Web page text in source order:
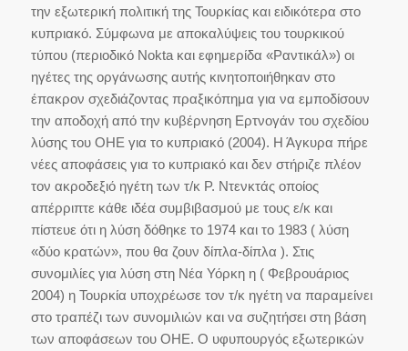
την εξωτερική πολιτική της Τουρκίας και ειδικότερα στο
κυπριακό. Σύμφωνα με αποκαλύψεις του τουρκικού
τύπου (περιοδικό Nokta και εφημερίδα «Ραντικάλ») οι
ηγέτες της οργάνωσης αυτής κινητοποιήθηκαν στο
έπακρον σχεδιάζοντας πραξικόπημα για να εμποδίσουν
την αποδοχή από την κυβέρνηση Ερτνογάν του σχεδίου
λύσης του ΟΗΕ για το κυπριακό (2004). Η Άγκυρα πήρε
νέες αποφάσεις για το κυπριακό και δεν στήριζε πλέον
τον ακροδεξιό ηγέτη των τ/κ Ρ. Ντενκτάς οποίος
απέρριπτε κάθε ιδέα συμβιβασμού με τους ε/κ και
πίστευε ότι η λύση δόθηκε το 1974 και το 1983 ( λύση
«δύο κρατών», που θα ζουν δίπλα-δίπλα ). Στις
συνομιλίες για λύση στη Νέα Υόρκη η ( Φεβρουάριος
2004) η Τουρκία υποχρέωσε τον τ/κ ηγέτη να παραμείνει
στο τραπέζι των συνομιλιών και να συζητήσει στη βάση
των αποφάσεων του ΟΗΕ. Ο υφυπουργός εξωτερικών